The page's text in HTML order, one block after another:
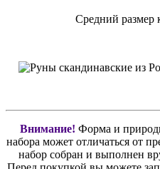
Средний размер
Внимание! Форма и
набора может отличаться от
набор собран и выполнен